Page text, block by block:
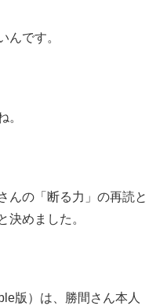
んです。
。
んの「断る力」の再読と
決めました。
版）は、勝間さん本人